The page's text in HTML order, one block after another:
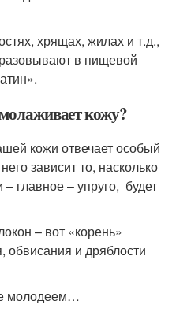
хрящах, жилах и т.д.,
в пищевой
кожу?
кожи отвечает особый
зависит то, насколько
главное – упруго, будет
– вот «корень»
обвисания и дряблости
молодеем…